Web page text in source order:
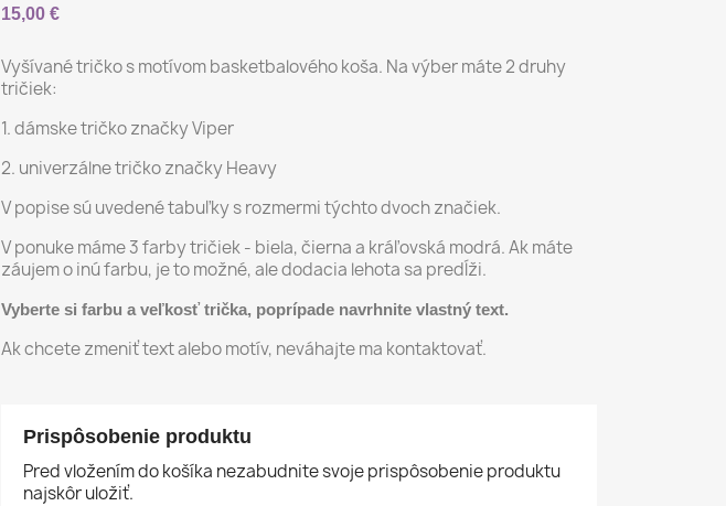
15,00 €
Vyšívané tričko s motívom basketbalového koša. Na výber máte 2 druhy
tričiek:
1. dámske tričko značky Viper
2. univerzálne tričko značky Heavy
V popise sú uvedené tabuľky s rozmermi týchto dvoch značiek.
V ponuke máme 3 farby tričiek - biela, čierna a kráľovská modrá. Ak máte
záujem o inú farbu, je to možné, ale dodacia lehota sa predĺži.
Vyberte si farbu a veľkosť trička, poprípade navrhnite vlastný text.
Ak chcete zmeniť text alebo motív, neváhajte ma kontaktovať.
Prispôsobenie produktu
Pred vložením do košíka nezabudnite svoje prispôsobenie produktu
najskôr uložiť.